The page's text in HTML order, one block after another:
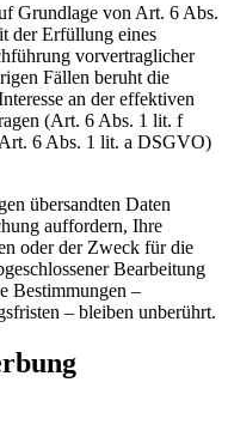
Grundlage von Art. 6 Abs.
der Erfüllung eines
vorvertraglicher
Fällen beruht die
an der effektiven
(Art. 6 Abs. 1 lit. f
6 Abs. 1 lit. a DSGVO)
übersandten Daten
auffordern, Ihre
oder der Zweck für die
Bearbeitung
Bestimmungen –
– bleiben unberührt.